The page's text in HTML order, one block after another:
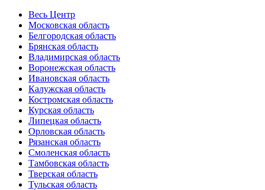
Весь Центр
Московская область
Белгородская область
Брянская область
Владимирская область
Воронежская область
Ивановская область
Калужская область
Костромская область
Курская область
Липецкая область
Орловская область
Рязанская область
Смоленская область
Тамбовская область
Тверская область
Тульская область